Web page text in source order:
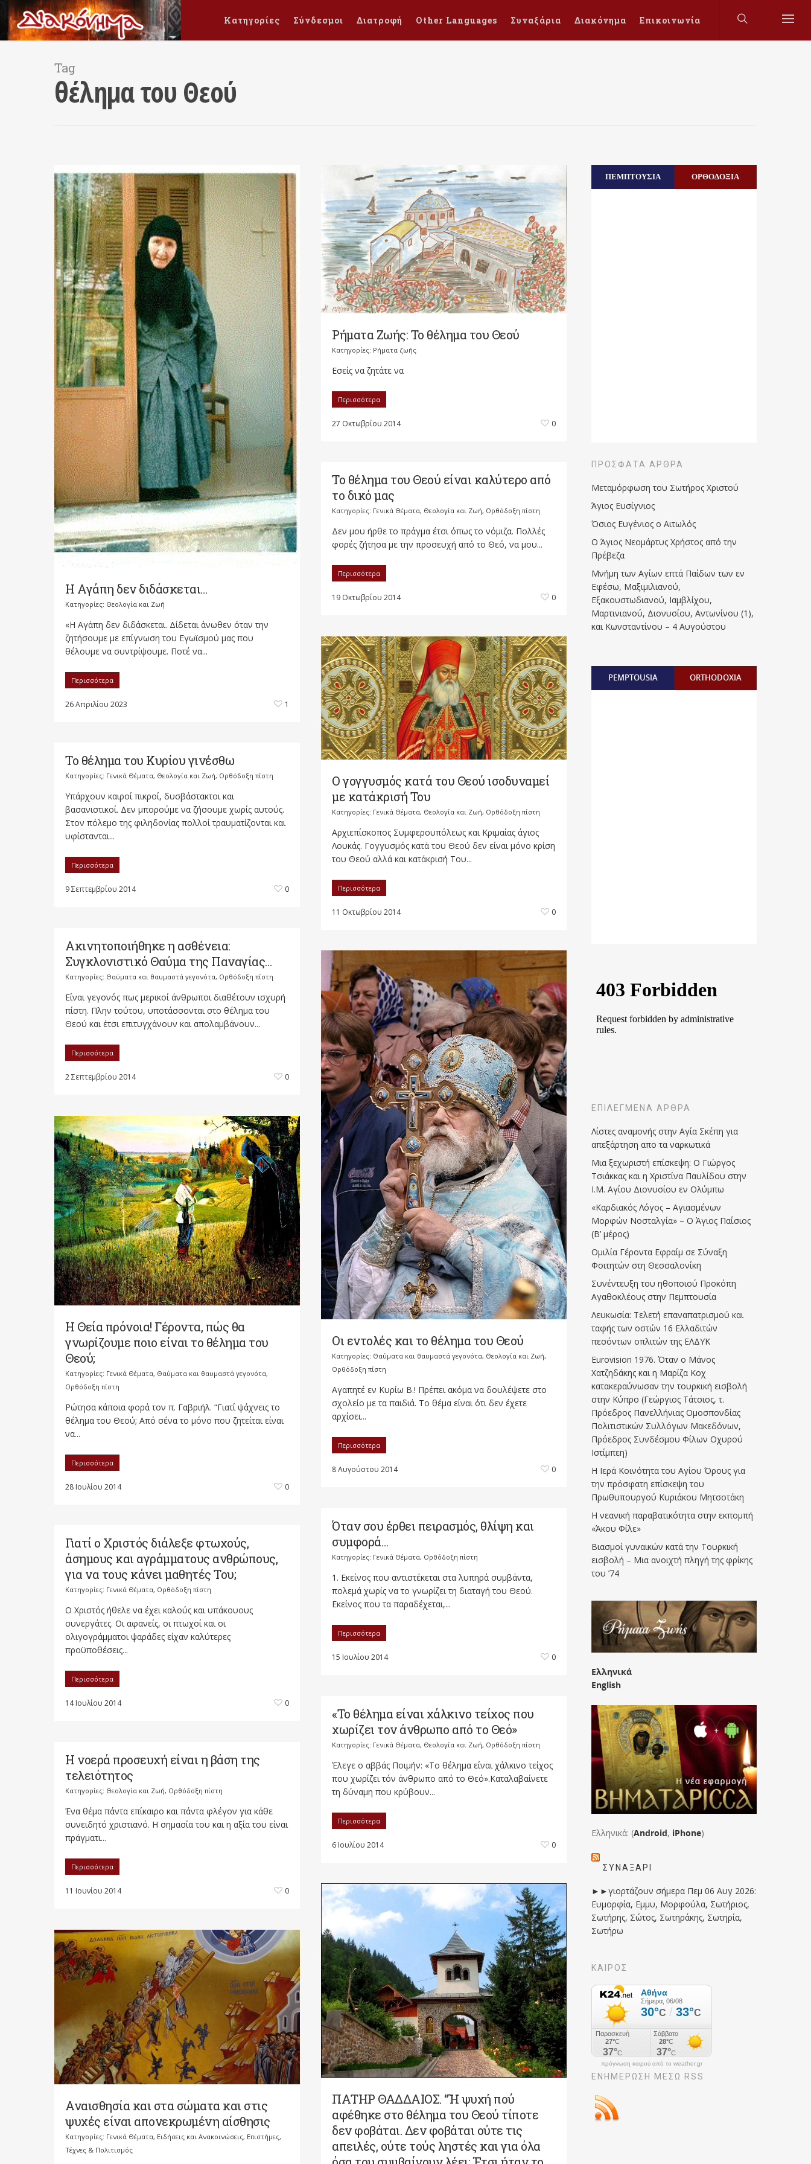
Κατηγορίες Σύνδεσμοι Διατροφή Other Languages Συναξάρια Διακόνημα Επικοινωνία
Tag
θέλημα του Θεού
Η Αγάπη δεν διδάσκεται…
Κατηγορίες: Θεολογία και Ζωή
«Η Αγάπη δεν διδάσκεται. Δίδεται άνωθεν όταν την
ζητήσουμε με επίγνωση του Εγωϊσμού μας που
θέλουμε να συντρίψουμε. Ποτέ να...
Περισσότερα
26 Απριλίου 2023 1
Ρήματα Ζωής: Το θέλημα του Θεού
Κατηγορίες: Ρήματα ζωής
Εσείς να ζητάτε να
Περισσότερα
27 Οκτωβρίου 2014 0
Το θέλημα του Θεού είναι καλύτερο από
το δικό μας
Κατηγορίες: Γενικά Θέματα, Θεολογία και Ζωή, Ορθόδοξη πίστη
Δεν μου ήρθε το πράγμα έτσι όπως το νόμιζα. Πολλές
φορές ζήτησα με την προσευχή από το Θεό, να μου...
Περισσότερα
19 Οκτωβρίου 2014 0
Ο γογγυσμός κατά του Θεού ισοδυναμεί
με κατάκρισή Του
Κατηγορίες: Γενικά Θέματα, Θεολογία και Ζωή, Ορθόδοξη πίστη
Αρχιεπίσκοπος Συμφερουπόλεως και Κριμαίας άγιος
Λουκάς. Γογγυσμός κατά του Θεού δεν είναι μόνο κρίση
του Θεού αλλά και κατάκρισή Του...
Περισσότερα
11 Οκτωβρίου 2014 0
Το θέλημα του Κυρίου γινέσθω
Κατηγορίες: Γενικά Θέματα, Θεολογία και Ζωή, Ορθόδοξη πίστη
Υπάρχουν καιροί πικροί, δυσβάστακτοι και
βασανιστικοί. Δεν μπορούμε να ζήσουμε χωρίς αυτούς.
Στον πόλεμο της φιληδονίας πολλοί τραυματίζονται και
υφίστανται...
Περισσότερα
9 Σεπτεμβρίου 2014 0
Ακινητοποιήθηκε η ασθένεια:
Συγκλονιστικό Θαύμα της Παναγίας…
Κατηγορίες: Θαύματα και θαυμαστά γεγονότα, Ορθόδοξη πίστη
Είναι γεγονός πως μερικοί άνθρωποι διαθέτουν ισχυρή
πίστη. Πλην τούτου, υποτάσσονται στο θέλημα του
Θεού και έτσι επιτυγχάνουν και απολαμβάνουν...
Περισσότερα
2 Σεπτεμβρίου 2014 0
Οι εντολές και το θέλημα του Θεού
Κατηγορίες: Θαύματα και θαυμαστά γεγονότα, Θεολογία και Ζωή,
Ορθόδοξη πίστη
Αγαπητέ εν Κυρίω Β.! Πρέπει ακόμα να δουλέψετε στο
σχολείο με τα παιδιά. Το θέμα είναι ότι δεν έχετε
αρχίσει...
Περισσότερα
8 Αυγούστου 2014 0
Η Θεία πρόνοια! Γέροντα, πώς θα
γνωρίζουμε ποιο είναι το θέλημα του
Θεού;
Κατηγορίες: Γενικά Θέματα, Θαύματα και θαυμαστά γεγονότα,
Ορθόδοξη πίστη
Ρώτησα κάποια φορά τον π. Γαβριήλ. “Γιατί ψάχνεις το
θέλημα του Θεού; Από σένα το μόνο που ζητείται είναι
να...
Περισσότερα
28 Ιουλίου 2014 0
Όταν σου έρθει πειρασμός, θλίψη και
συμφορά…
Κατηγορίες: Γενικά Θέματα, Ορθόδοξη πίστη
1. Εκείνος που αντιστέκεται στα λυπηρά συμβάντα,
πολεμά χωρίς να το γνωρίζει τη διαταγή του Θεού.
Εκείνος που τα παραδέχεται,...
Περισσότερα
15 Ιουλίου 2014 0
Γιατί ο Χριστός διάλεξε φτωχούς,
άσημους και αγράμματους ανθρώπους,
για να τους κάνει μαθητές Του;
Κατηγορίες: Γενικά Θέματα, Ορθόδοξη πίστη
Ο Χριστός ήθελε να έχει καλούς και υπάκουους
συνεργάτες. Οι αφανείς, οι πτωχοί και οι
ολιγογράμματοι ψαράδες είχαν καλύτερες
προϋποθέσεις...
Περισσότερα
14 Ιουλίου 2014 0
«Το θέλημα είναι χάλκινο τείχος που
χωρίζει τον άνθρωπο από το Θεό»
Κατηγορίες: Γενικά Θέματα, Θεολογία και Ζωή, Ορθόδοξη πίστη
Έλεγε ο αββάς Ποιμήν: «Το θέλημα είναι χάλκινο τείχος
που χωρίζει τόν άνθρωπο από το Θεό».Καταλαβαίνετε
τη δύναμη που κρύβουν...
Περισσότερα
6 Ιουλίου 2014 0
Η νοερά προσευχή είναι η βάση της
τελειότητος
Κατηγορίες: Θεολογία και Ζωή, Ορθόδοξη πίστη
Ένα θέμα πάντα επίκαιρο και πάντα φλέγον για κάθε
συνειδητό χριστιανό. Η σημασία του και η αξία του είναι
πράγματι...
Περισσότερα
11 Ιουνίου 2014 0
ΠΑΤΗΡ ΘΑΔΔΑΙΟΣ. “Ή ψυχή πού
αφέθηκε στο θέλημα του Θεού τίποτε
δεν φοβάται. Δεν φοβάται ούτε τις
απειλές, ούτε τούς ληστές και για όλα
Αναισθησία και στα σώματα και στις
ψυχές είναι απονεκρωμένη αίσθησις
Κατηγορίες: Γενικά Θέματα, Ειδήσεις και Ανακοινώσεις, Επιστήμες,
Τέχνες & Πολιτισμός
ΠΕΜΠΤΟΥΣΙΑ ΟΡΘΟΔΟΞΙΑ
ΠΡΌΣΦΑΤΑ ΆΡΘΡΑ
Μεταμόρφωση του Σωτήρος Χριστού
Άγιος Ευσίγνιος
Όσιος Ευγένιος ο Αιτωλός
Ο Άγιος Νεομάρτυς Χρήστος από την
Πρέβεζα
Μνήμη των Aγίων επτά Παίδων των εν
Eφέσω, Mαξιμιλιανού,
Eξακουστωδιανού, Iαμβλίχου,
Mαρτινιανού, Διονυσίου, Aντωνίνου (1),
και Kωνσταντίνου – 4 Αυγούστου
PEMPTOUSIA ORTHODOXIA
ΕΠΙΛΕΓΜΈΝΑ ΆΡΘΡΑ
Λίστες αναμονής στην Αγία Σκέπη για
απεξάρτηση απο τα ναρκωτικά
Μια ξεχωριστή επίσκεψη: Ο Γιώργος
Τσιάκκας και η Χριστίνα Παυλίδου στην
Ι.Μ. Αγίου Διονυσίου εν Ολύμπω
«Καρδιακός Λόγος – Αγιασμένων
Μορφών Νοσταλγία» – Ο Άγιος Παΐσιος
(Β’ μέρος)
Ομιλία Γέροντα Εφραίμ σε Σύναξη
Φοιτητών στη Θεσσαλονίκη
Συνέντευξη του ηθοποιού Προκόπη
Αγαθοκλέους στην Πεμπτουσία
Λευκωσία: Τελετή επαναπατρισμού και
ταφής των οστών 16 Ελλαδιτών
πεσόντων οπλιτών της ΕΛΔΥΚ
Eurovision 1976. Όταν ο Μάνος
Χατζηδάκης και η Μαρίζα Κοχ
κατακεραύνωσαν την τουρκική εισβολή
στην Κύπρο (Γεώργιος Τάτσιος, τ.
Πρόεδρος Πανελλήνιας Ομοσπονδίας
Πολιτιστικών Συλλόγων Μακεδόνων,
Πρόεδρος Συνδέσμου Φίλων Οχυρού
Ιστίμπεη)
Η Ιερά Κοινότητα του Αγίου Όρους για
την πρόσφατη επίσκεψη του
Πρωθυπουργού Κυριάκου Μητσοτάκη
Η νεανική παραβατικότητα στην εκπομπή
«Άκου Φίλε»
Βιασμοί γυναικών κατά την Τουρκική
εισβολή – Μια ανοιχτή πληγή της φρίκης
του ’74
Ελληνικά
English
Ελληνικά: (Android, iPhone)
ΣΥΝΑΞΆΡΙ
►►γιορτάζουν σήμερα Πεμ 06 Αυγ 2026:
Ευμορφία, Εμμυ, Μορφούλα, Σωτήριος,
Σωτήρης, Σώτος, Σωτηράκης, Σωτηρία,
Σωτήρω
ΚΑΙΡΟΣ
πρόγνωση καιρού από το weather.gr
ΕΝΗΜΈΡΩΣΉ ΜΕΣΩ RSS